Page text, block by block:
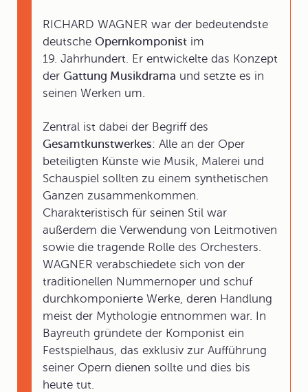
RICHARD WAGNER war der bedeutendste
deutsche Opernkomponist im
19. Jahrhundert. Er entwickelte das Konzept
der Gattung Musikdrama und setzte es in
seinen Werken um.
Zentral ist dabei der Begriff des
Gesamtkunstwerkes: Alle an der Oper
beteiligten Künste wie Musik, Malerei und
Schauspiel sollten zu einem synthetischen
Ganzen zusammenkommen.
Charakteristisch für seinen Stil war
außerdem die Verwendung von Leitmotiven
sowie die tragende Rolle des Orchesters.
WAGNER verabschiedete sich von der
traditionellen Nummernoper und schuf
durchkomponierte Werke, deren Handlung
meist der Mythologie entnommen war. In
Bayreuth gründete der Komponist ein
Festspielhaus, das exklusiv zur Aufführung
seiner Opern dienen sollte und dies bis
heute tut.